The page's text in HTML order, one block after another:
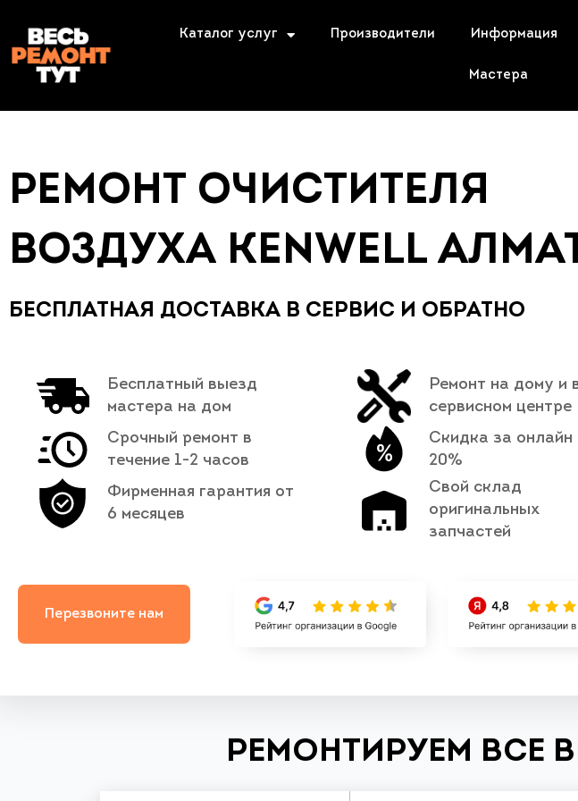
Каталог услуг Производители Информация
Мастера
РЕМОНТ ОЧИСТИТЕЛЯ
ВОЗДУХА KENWELL
БЕСПЛАТНАЯ ДОСТАВКА В СЕРВИС И ОБРАТНО
Бесплатный выезд
мастера на дом
Срочный ремонт в
течение 1-2 часов
Фирменная гарантия от
6 месяцев
Ремонт на дому и
сервисном центре
Скидка за онлайн
20%
Свой склад
оригинальных
запчастей
Перезвоните нам
РЕМОНТИРУЕМ ВСЕ